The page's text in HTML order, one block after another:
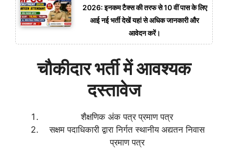
2026: इनकम टैक्स की तरफ से 10 वीं पास के लिए
आई नई भर्ती देखें यहां से अधिक जानकारी और
आवेदन करें।
चौकीदार भर्ती में आवश्यक
दस्तावेज
शैक्षणिक अंक पत्र प्रमाण पत्र
सक्षम पदाधिकारी द्वारा निर्गत स्थानीय अद्यतन निवास
प्रमाण पत्र